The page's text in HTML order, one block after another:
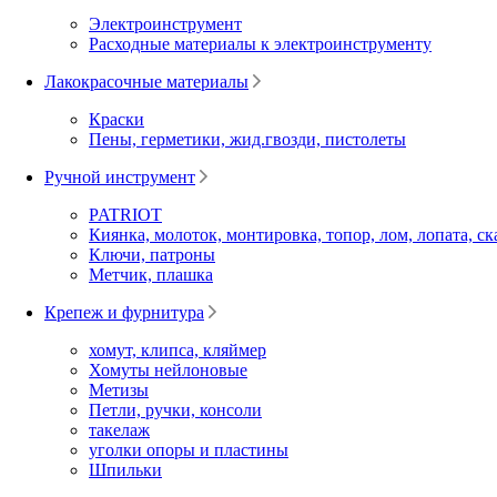
Электроинструмент
Расходные материалы к электроинструменту
Лакокрасочные материалы
Краски
Пены, герметики, жид.гвозди, пистолеты
Ручной инструмент
PATRIOT
Киянка, молоток, монтировка, топор, лом, лопата,
Ключи, патроны
Метчик, плашка
Крепеж и фурнитура
хомут, клипса, кляймер
Хомуты нейлоновые
Метизы
Петли, ручки, консоли
такелаж
уголки опоры и пластины
Шпильки